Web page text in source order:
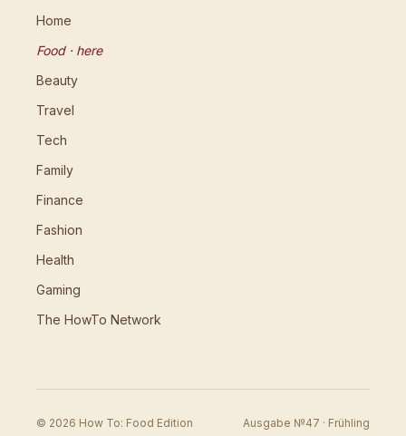
Home
Food · here
Beauty
Travel
Tech
Family
Finance
Fashion
Health
Gaming
The HowTo Network
© 2026 How To: Food Edition Ausgabe №47 · Frühling